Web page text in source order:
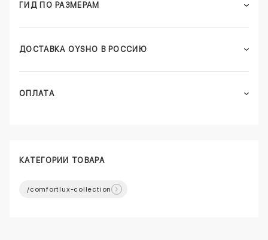
ГИД ПО РАЗМЕРАМ
ДОСТАВКА OYSHO В РОССИЮ
ОПЛАТА
КАТЕГОРИИ ТОВАРА
/comfortlux-collection